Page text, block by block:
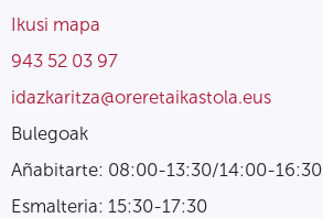
Ikusi mapa
943 52 03 97
idazkaritza@oreretaikastola.eus
Bulegoak
Añabitarte: 08:00-13:30/14:00-16:30
Esmalteria: 15:30-17:30